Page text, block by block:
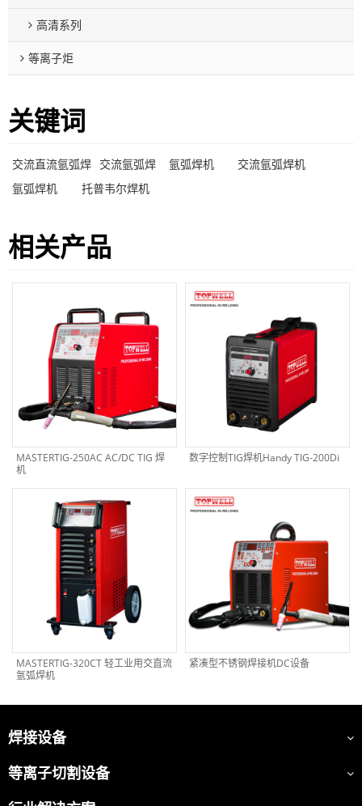
高清系列
等离子炬
关键词
交流直流氩弧焊 交流氩弧焊 氩弧焊机
交流氩弧焊机
氩弧焊机
托普韦尔焊机
相关产品
MASTERTIG-250AC AC/DC TIG 焊
机
数字控制TIG焊机Handy TIG-200Di
MASTERTIG-320CT 轻工业用交直流
氩弧焊机
紧凑型不锈钢焊接机DC设备
焊接设备
等离子切割设备